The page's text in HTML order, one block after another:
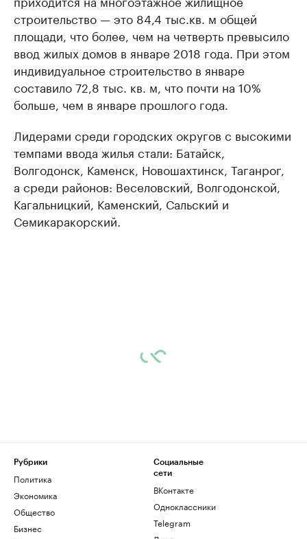
строительство — это 84,4 тыс.кв. м общей
площади, что более, чем на четверть превысило
ввод жилых домов в январе 2018 года. При этом
индивидуальное строительство в январе
составило 72,8 тыс. кв. м, что почти на 10%
больше, чем в январе прошлого года.
Лидерами среди городских округов с высокими
темпами ввода жилья стали: Батайск,
Волгодонск, Каменск, Новошахтинск, Таганрог,
а среди районов: Веселовский, Волгодонской,
Кагальницкий, Каменский, Сальский и
Семикаракорский.
Рубрики
Политика
Экономика
Общество
Бизнес
Социальные
сети
ВКонтакте
Одноклассники
Telegram